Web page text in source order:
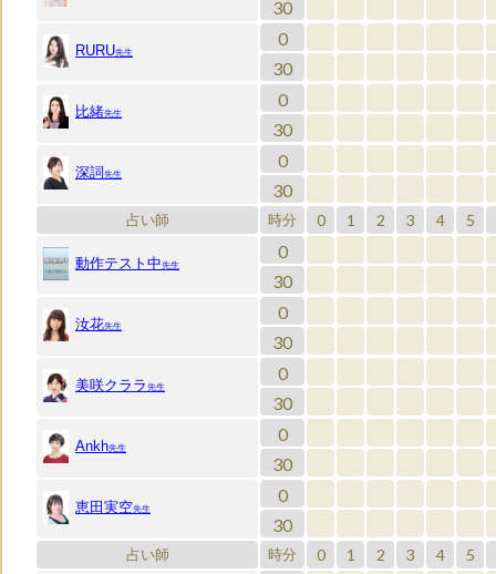
30
RURU先生
0
30
比緒先生
0
30
深詞 先生
0
30
占い師 時分 0 1 2 3 4 5
動作テスト中先生
0
30
汝花先生
0
30
美咲クララ 先生
0
30
Ankh先生
0
30
恵田実空先生
0
30
占い師 時分 0 1 2 3 4 5